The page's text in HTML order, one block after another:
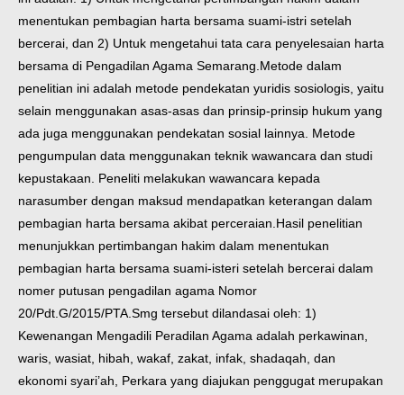
menentukan pembagian harta bersama suami-istri setelah
bercerai, dan 2) Untuk mengetahui tata cara penyelesaian harta
bersama di Pengadilan Agama Semarang.Metode dalam
penelitian ini adalah metode pendekatan yuridis sosiologis, yaitu
selain menggunakan asas-asas dan prinsip-prinsip hukum yang
ada juga menggunakan pendekatan sosial lainnya. Metode
pengumpulan data menggunakan teknik wawancara dan studi
kepustakaan. Peneliti melakukan wawancara kepada
narasumber dengan maksud mendapatkan keterangan dalam
pembagian harta bersama akibat perceraian.Hasil penelitian
menunjukkan pertimbangan hakim dalam menentukan
pembagian harta bersama suami-isteri setelah bercerai dalam
nomer putusan pengadilan agama Nomor
20/Pdt.G/2015/PTA.Smg tersebut dilandasai oleh: 1)
Kewenangan Mengadili Peradilan Agama adalah perkawinan,
waris, wasiat, hibah, wakaf, zakat, infak, shadaqah, dan
ekonomi syari’ah, Perkara yang diajukan penggugat merupakan